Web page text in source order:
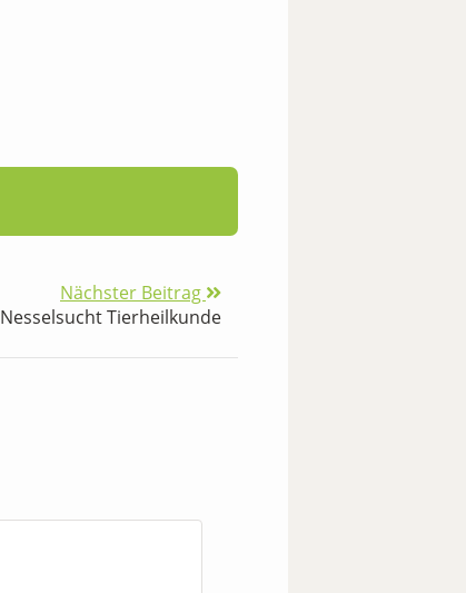
Nächster Beitrag
Nesselsucht Tierheilkunde